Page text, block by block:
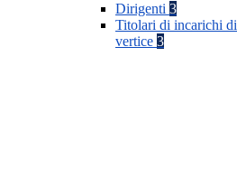
Dirigenti 3
Titolari di incarichi
vertice 3